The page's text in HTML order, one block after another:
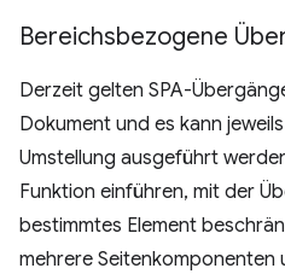
Bereichsbezogene
Derzeit gelten SPA-
Dokument und es kann
Umstellung ausgeführt
Funktion einführen, mit der
bestimmtes Element
mehrere Seitenkomponenten